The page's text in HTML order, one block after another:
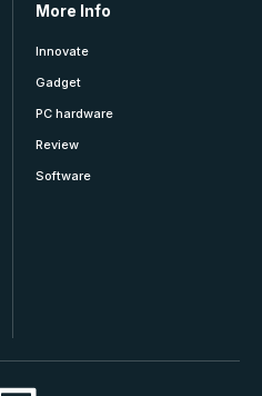
More Info
Innovate
Gadget
PC hardware
Review
Software